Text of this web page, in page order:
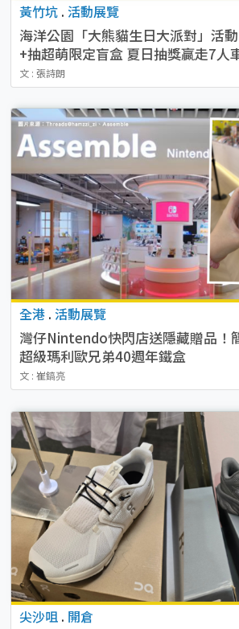
黃竹坑 . 活動展覽
海洋公園「大熊貓生日大派對」活
+抽超萌限定盲盒 夏日抽獎贏走7人
文 : 張詩朗
全港 . 活動展覽
灣仔Nintendo快閃店送隱藏贈品！
超級瑪利歐兄弟40週年鐵盒
文 : 崔鎬亮
尖沙咀 . 開倉